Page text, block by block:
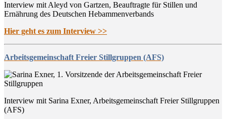
Interview mit Aleyd von Gartzen, Beauftragte für Stillen und
Ernährung des Deutschen Hebammenverbands
Hier geht es zum Interview >>
Arbeitsgemeinschaft Freier Stillgruppen (AFS)
Interview mit Sarina Exner, Arbeitsgemeinschaft Freier Stillgruppen
(AFS)